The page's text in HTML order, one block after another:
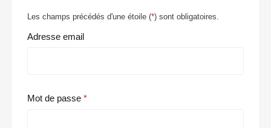
Les champs précédés d'une étoile (*) sont obligatoires.
Adresse email
Mot de passe